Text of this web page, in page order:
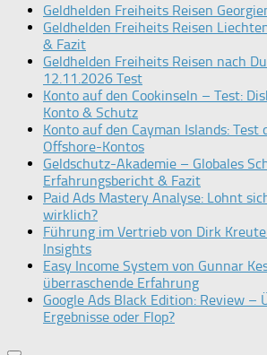
Geldhelden Freiheits Reisen
Geldhelden Freiheits Reisen
& Fazit
Geldhelden Freiheits Reisen nach
12.11.2026 Test
Konto auf den Cookinseln – Test:
Konto & Schutz
Konto auf den Cayman Islands: Test
Offshore-Kontos
Geldschutz-Akademie – Globales
Erfahrungsbericht & Fazit
Paid Ads Mastery Analyse: Lohnt
wirklich?
Führung im Vertrieb von Dirk
Insights
Easy Income System von Gunnar
überraschende Erfahrung
Google Ads Black Edition: Review –
Ergebnisse oder Flop?